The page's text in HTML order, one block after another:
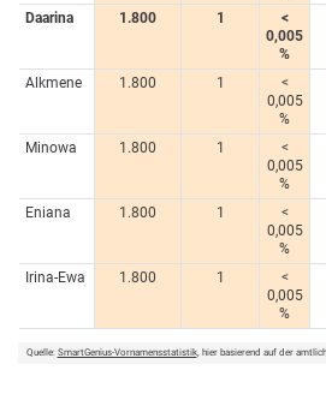
Daarina
1.800 1
<
0,005
%
Alkmene
1.800 1
<
0,005
%
Minowa
1.800 1
<
0,005
%
Eniana
1.800 1
<
0,005
%
Irina-Ewa
1.800 1
<
0,005
%
Quelle: SmartGenius-Vornamensstatistik, hier basierend auf der